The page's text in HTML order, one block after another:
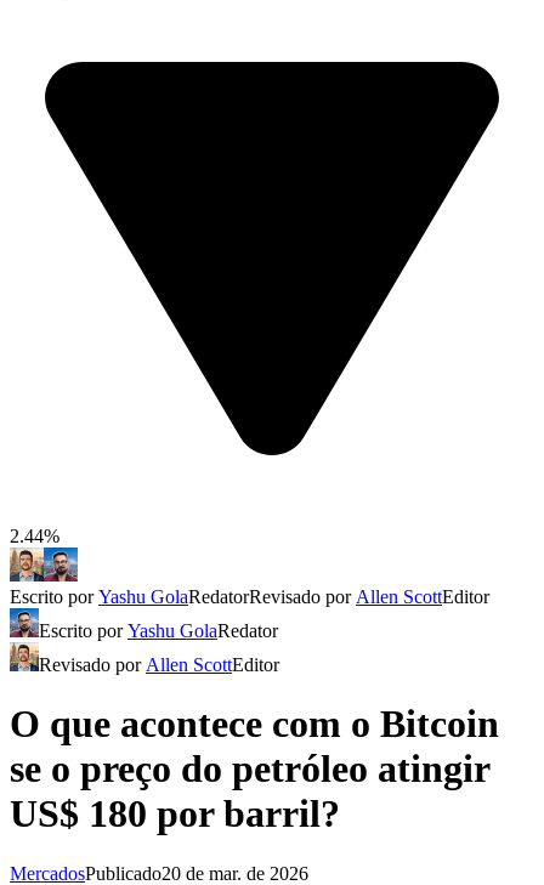
2.44%
Escrito porYashu GolaRedatorRevisado por Allen ScottEditor
Escrito porYashu GolaRedator
Revisado por Allen ScottEditor
O que acontece com o Bitcoin
se o preço do petróleo atingir
US$ 180 por barril?
MercadosPublicado20 de mar. de 2026